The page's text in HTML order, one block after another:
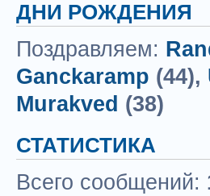
ДНИ РОЖДЕНИЯ
Поздравляем:
Ganckaramp (44),
Murakved (38)
СТАТИСТИКА
Всего сообщений: